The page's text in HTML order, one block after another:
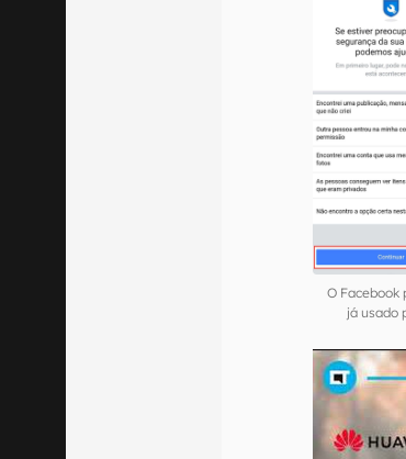
O Facebook
já usado